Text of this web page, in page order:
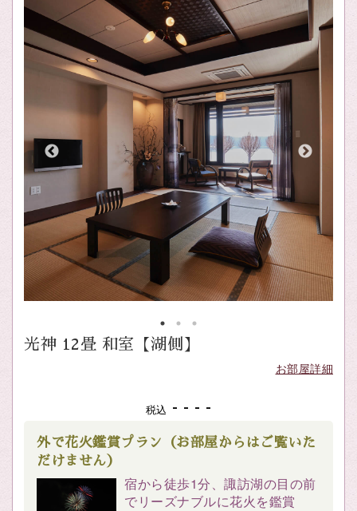
光神 12畳 和室【湖側】
お部屋詳細
税込 - - - -
外で花火鑑賞プラン（お部屋からはご覧いた
だけません）
宿から徒歩1分、諏訪湖の目の前
でリーズナブルに花火を鑑賞